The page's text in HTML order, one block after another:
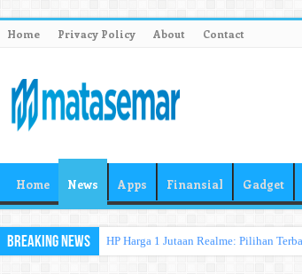
Home Privacy Policy About Contact
Home News Apps Finansial Gadget
Breaking News HP Harga 1 Jutaan Realme: Pilihan